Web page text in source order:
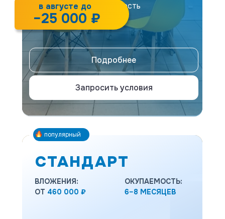
Быстрая окупаемость
Запросить условия
Подробнее
−25 000 ₽
в августе до
СТАНДАРТ
ВЛОЖЕНИЯ:
ОТ 460 000 ₽
ОКУПАЕМОСТЬ:
6–8 МЕСЯЦЕВ
популярный